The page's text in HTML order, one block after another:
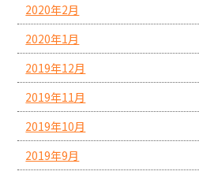
2020年2月
2020年1月
2019年12月
2019年11月
2019年10月
2019年9月